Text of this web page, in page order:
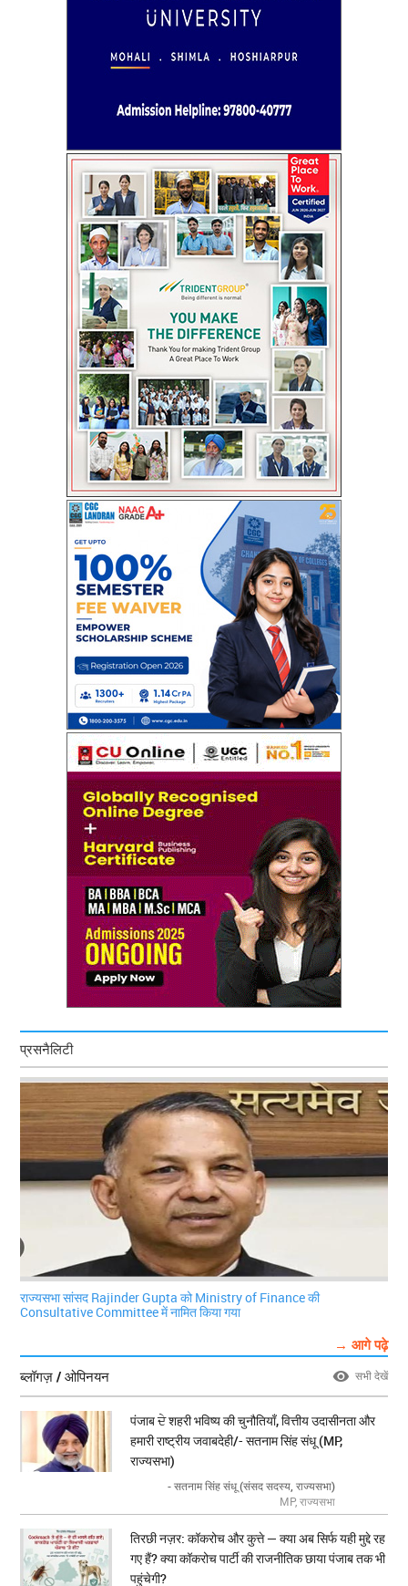
प्रसनैलिटी
राज्यसभा सांसद Rajinder Gupta को Ministry of Finance की
Consultative Committee में नामित किया गया
→ आगे पढ़े
ब्लॉगज़ / ओपिनयन
सभी देखें
पंजाब ਦੇ शहरी भविष्य की चुनौतियाँ, वित्तीय उदासीनता और
हमारी राष्ट्रीय जवाबदेही/- सतनाम सिंह संधू (MP,
राज्यसभा)
- सतनाम सिंह संधू (संसद सदस्य, राज्यसभा)
MP, राज्यसभा
तिरछी नज़र: कॉकरोच और कुत्ते — क्या अब सिर्फ यही मुद्दे रह
गए हैं? क्या कॉकरोच पार्टी की राजनीतिक छाया पंजाब तक भी
पहुंचेगी?